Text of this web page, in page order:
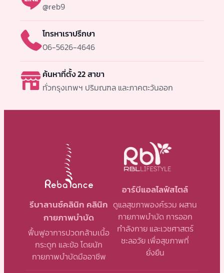
@reb9
โทรหาเราปรึกษา
06-5626-4646
ค้นหาที่ตั้ง 22 สาขา
ทั่วกรุงเทพฯ ปริมณฑล และภาคตะวันออก
รีบาลานซ์คลินิก คลินิก
กายภาพบำบัด
ฟื้นฟูอาการปวดกล้ามเนื้อ
กระดูก และข้อ โดยนัก
กายภาพบำบัดมืออาชีพ
อาร์บีแอลไลฟ์สไตล์
ดูแลสุขภาพองค์รวม ผสาน
กายภาพบำบัด การออก
กำลังกาย และเวชศาสตร์
ชะลอวัย เพื่อสุขภาพที่
ยั่งยืน